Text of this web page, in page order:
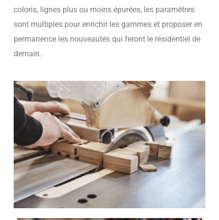
coloris, lignes plus ou moins épurées, les paramètres
sont multiples pour enrichir les gammes et proposer en
permanence les nouveautés qui feront le résidentiel de
demain.